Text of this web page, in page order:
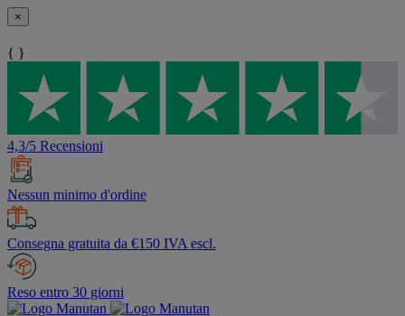
×
{ }
4,3/5 Recensioni
Nessun minimo d'ordine
Consegna gratuita da €150 IVA escl.
Reso entro 30 giorni